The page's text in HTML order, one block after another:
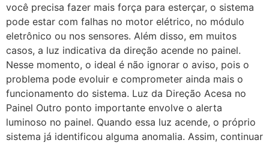
você precisa fazer mais força para esterçar, o sistema
pode estar com falhas no motor elétrico, no módulo
eletrônico ou nos sensores. Além disso, em muitos
casos, a luz indicativa da direção acende no painel.
Nesse momento, o ideal é não ignorar o aviso, pois o
problema pode evoluir e comprometer ainda mais o
funcionamento do sistema. Luz da Direção Acesa no
Painel Outro ponto importante envolve o alerta
luminoso no painel. Quando essa luz acende, o próprio
sistema já identificou alguma anomalia. Assim, continuar